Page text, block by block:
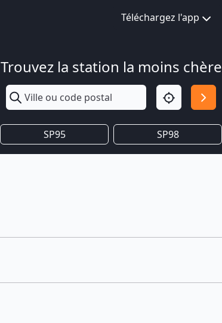
Téléchargez l'app
Trouvez la station la moins chère
SP95 SP98